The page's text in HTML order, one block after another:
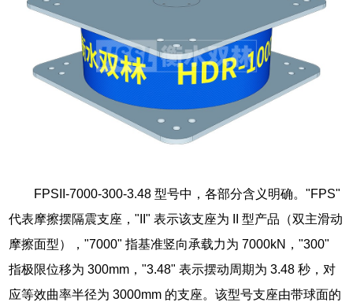
FPSII-7000-300-3.48 型号中，各部分含义明确。"FPS"
代表摩擦摆隔震支座，"II" 表示该支座为 II 型产品（双主滑动
摩擦面型），"7000" 指基准竖向承载力为 7000kN，"300"
指极限位移为 300mm，"3.48" 表示摆动周期为 3.48 秒，对
应等效曲率半径为 3000mm 的支座。该型号支座由带球面的